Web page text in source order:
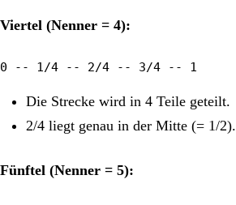
Viertel (Nenner = 4):
0 -- 1/4 -- 2/4 -- 3/4 -- 1
Die Strecke wird in 4 Teile geteilt.
2/4 liegt genau in der Mitte (= 1/2).
Fünftel (Nenner = 5):